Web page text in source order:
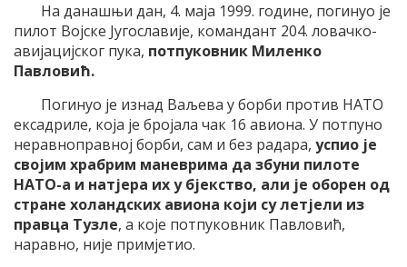
На данашњи дан, 4. маја 1999. године, погинуо је
пилот Војске Југославије, командант 204. ловачко-
авијацијског пука, потпуковник Миленко
Павловић.
Погинуо је изнад Ваљева у борби против НАТО
ексадриле, која је бројала чак 16 авиона. У потпуно
неравноправној борби, сам и без радара, успио је
својим храбрим маневрима да збуни пилоте
НАТО-а и натјера их у бјекство, али је оборен од
стране холандских авиона који су летјели из
правца Тузле, а које потпуковник Павловић,
наравно, није примјетио.